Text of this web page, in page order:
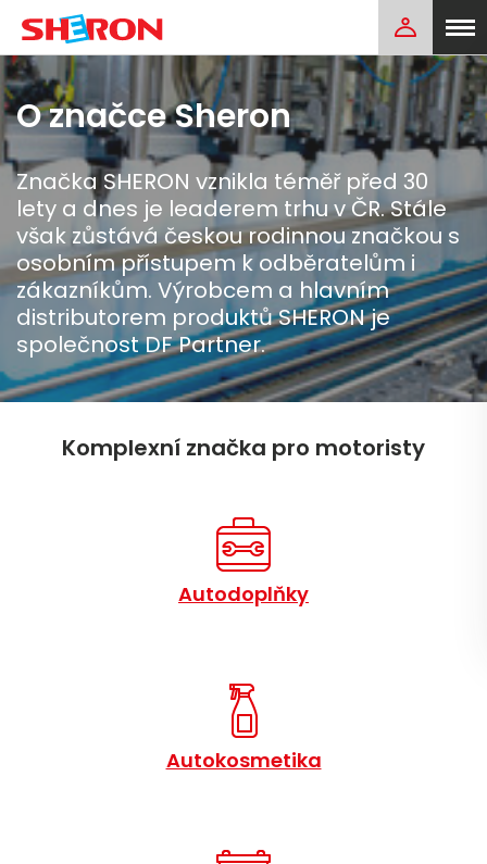
O značce Sheron
Značka SHERON vznikla téměř před 30
lety a dnes je leaderem trhu v ČR. Stále
však zůstává českou rodinnou značkou s
osobním přístupem k odběratelům i
zákazníkům. Výrobcem a hlavním
distributorem produktů SHERON je
společnost DF Partner.
Komplexní značka pro motoristy
Autodoplňky
Autokosmetika